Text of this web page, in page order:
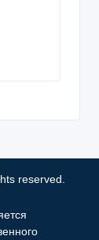
reserved.